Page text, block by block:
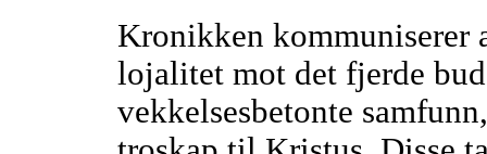
Kronikken kommuniserer
lojalitet mot det fjerde
vekkelsesbetonte